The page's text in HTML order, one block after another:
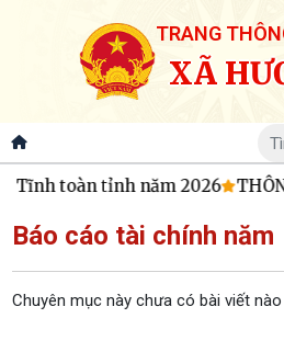
TRANG
XÃ
toàn tỉnh năm 2026
Báo cáo tài chính năm
Chuyên mục này chưa có bài viết nào